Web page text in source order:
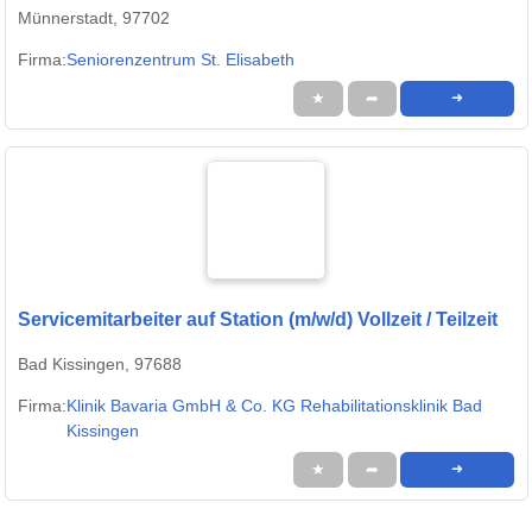
Münnerstadt, 97702
Firma:Seniorenzentrum St. Elisabeth
★ ➦ ➜
Servicemitarbeiter auf Station (m/w/d) Vollzeit / Teilzeit
Bad Kissingen, 97688
Firma:Klinik Bavaria GmbH & Co. KG Rehabilitationsklinik Bad
Kissingen
★ ➦ ➜